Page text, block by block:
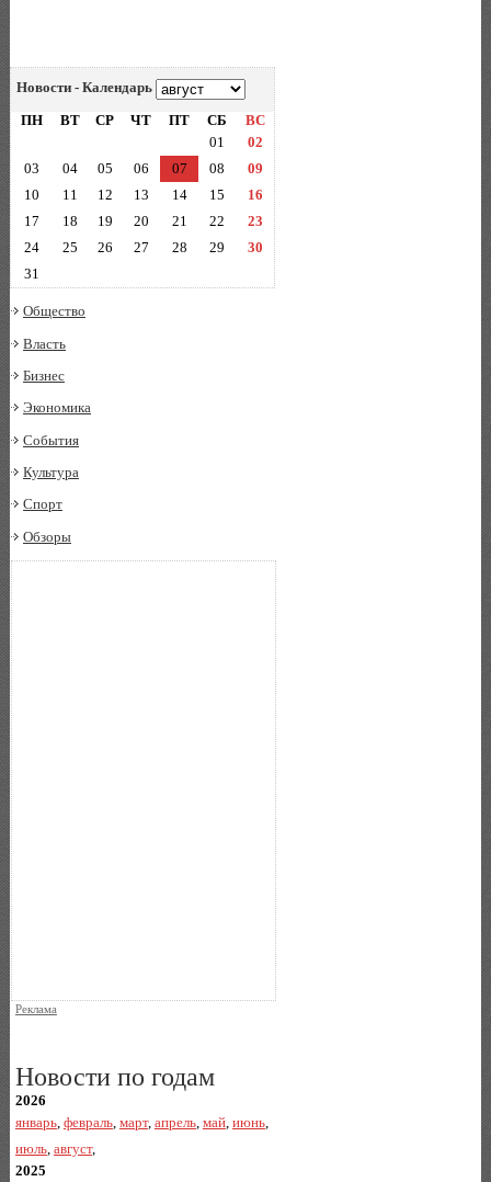
Новости - Календарь
ПН
ВТ СР ЧТ ПТ СБ
ВС
01
02
03
04 05 06 07 08
09
10
11 12 13 14 15
16
17
18 19 20 21 22
23
24
25 26 27 28 29
30
31
Общество
Власть
Бизнес
Экономика
События
Культура
Спорт
Обзоры
Реклама
Новости по годам
2026
январь, февраль, март, апрель, май, июнь,
июль, август,
2025